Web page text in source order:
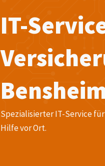
IT-
Spezialisierter IT-Service
Hilfe vor Ort.